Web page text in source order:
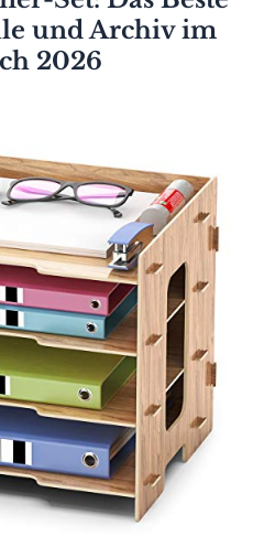
und Archiv im
2026